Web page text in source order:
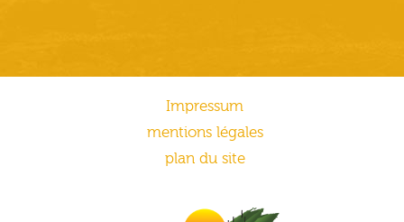
Impressum
mentions légales
plan du site